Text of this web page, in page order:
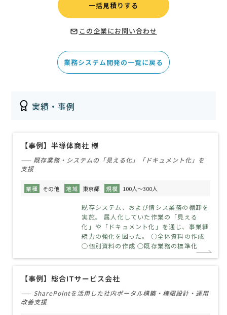
一括見積りする
この企業にお問い合わせ
業務システム開発の一覧に戻る
実績・事例
【事例】半導体商社 様
—— 既存業務・システムの「見える化」「ドキュメント化」を
支援
業種 その他 地域 東京都 規模 100人～300人
既存システム、および情シス業務の棚卸を
実施。 属人化していた作業の「見える
化」や「ドキュメント化」を通じ、事業継
続力の強化を図った。 ○全体資料の作成
○個別資料の作成 ○既存業務の標準化
【事例】総合ITサービス会社
—— SharePointを活用した社内ポータル構築・権限設計・運用
改善支援